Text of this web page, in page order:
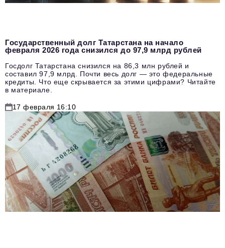
Государственный долг Татарстана на начало
февраля 2026 года снизился до 97,9 млрд рублей
Госдолг Татарстана снизился на 86,3 млн рублей и
составил 97,9 млрд. Почти весь долг — это федеральные
кредиты. Что еще скрывается за этими цифрами? Читайте
в материале.
17 февраля 16:10